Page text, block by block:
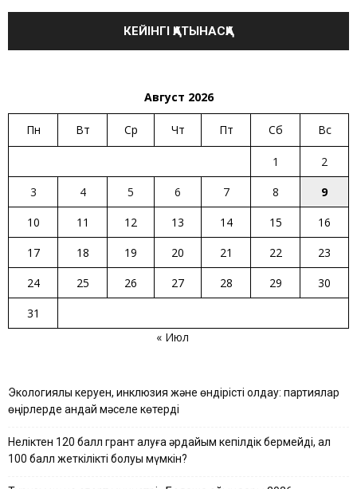
Август 2026
Пн Вт Ср Чт Пт Сб Вс
1
2
3
4 5 6 7 8
9
10
11 12 13 14 15
16
17
18 19 20 21 22
23
24
25 26 27 28 29
30
31
« Июл
Экологиялық керуен, инклюзия және өндірісті қолдау: партиялар
өңірлерде қандай мәселе көтерді
Неліктен 120 балл грант алуға әрдайым кепілдік бермейді, ал
100 балл жеткілікті болуы мүмкін?